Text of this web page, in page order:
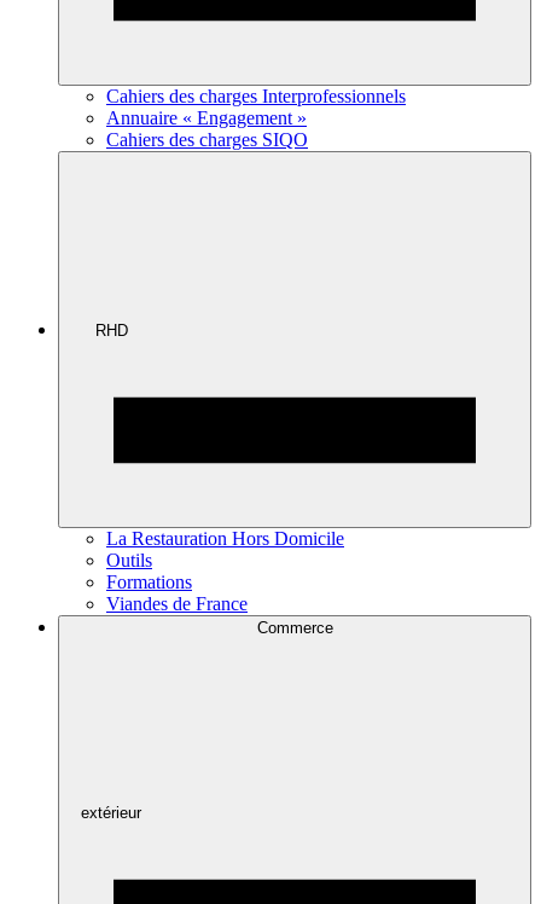
Cahiers des charges Interprofessionnels
Annuaire « Engagement »
Cahiers des charges SIQO
RHD
La Restauration Hors Domicile
Outils
Formations
Viandes de France
Commerce
extérieur